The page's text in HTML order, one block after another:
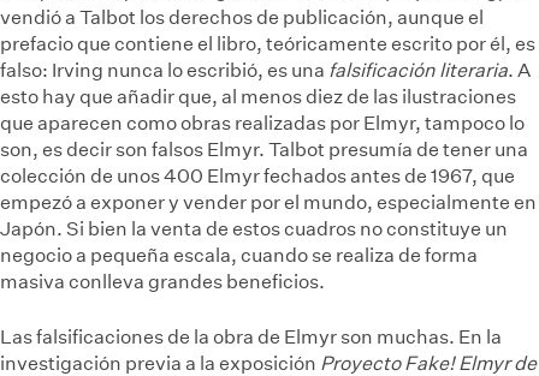
vendió a Talbot los derechos de publicación, aunque el
prefacio que contiene el libro, teóricamente escrito por él, es
falso: Irving nunca lo escribió, es una falsificación literaria. A
esto hay que añadir que, al menos diez de las ilustraciones
que aparecen como obras realizadas por Elmyr, tampoco lo
son, es decir son falsos Elmyr. Talbot presumía de tener una
colección de unos 400 Elmyr fechados antes de 1967, que
empezó a exponer y vender por el mundo, especialmente en
Japón. Si bien la venta de estos cuadros no constituye un
negocio a pequeña escala, cuando se realiza de forma
masiva conlleva grandes beneficios.
Las falsificaciones de la obra de Elmyr son muchas. En la
investigación previa a la exposición Proyecto Fake! Elmyr de